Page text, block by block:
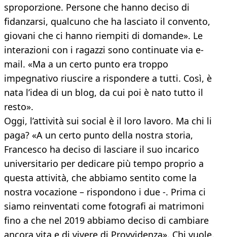
sproporzione. Persone che hanno deciso di
fidanzarsi, qualcuno che ha lasciato il convento,
giovani che ci hanno riempiti di domande». Le
interazioni con i ragazzi sono continuate via e-
mail. «Ma a un certo punto era troppo
impegnativo riuscire a rispondere a tutti. Così, è
nata l’idea di un blog, da cui poi è nato tutto il
resto».
Oggi, l’attività sui social è il loro lavoro. Ma chi li
paga? «A un certo punto della nostra storia,
Francesco ha deciso di lasciare il suo incarico
universitario per dedicare più tempo proprio a
questa attività, che abbiamo sentito come la
nostra vocazione – rispondono i due -. Prima ci
siamo reinventati come fotografi ai matrimoni
fino a che nel 2019 abbiamo deciso di cambiare
ancora vita e di vivere di Provvidenza». Chi vuole,